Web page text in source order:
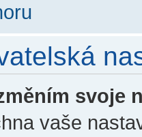
svoje
vaše